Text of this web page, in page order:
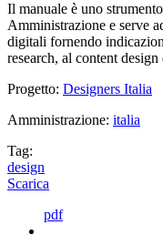
Il manuale è uno
Amministrazione e serve
digitali fornendo
research, al content
Progetto: Designers Italia
Amministrazione: italia
Tag:
design
Scarica
pdf